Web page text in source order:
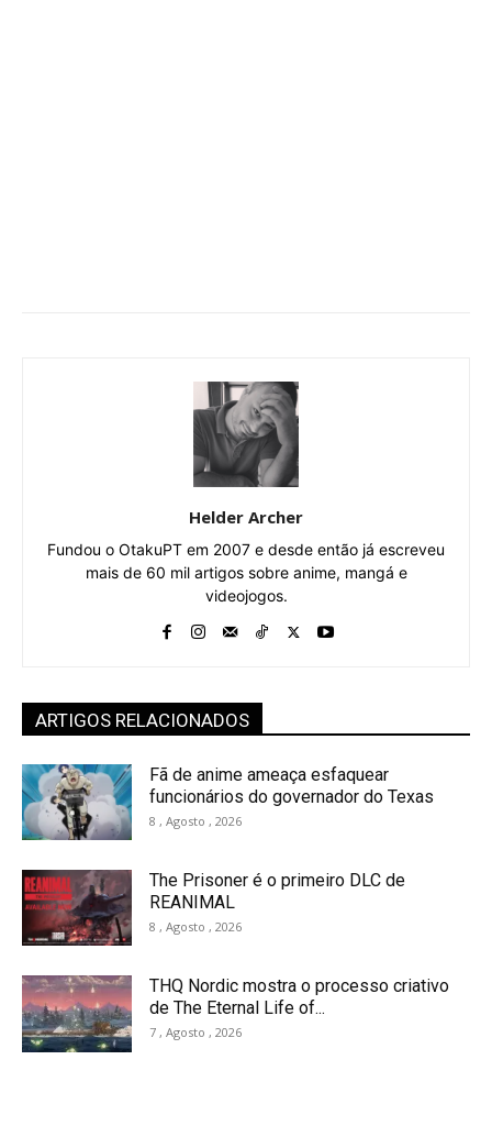
Helder Archer
Fundou o OtakuPT em 2007 e desde então já escreveu
mais de 60 mil artigos sobre anime, mangá e
videojogos.
ARTIGOS RELACIONADOS
Fã de anime ameaça esfaquear
funcionários do governador do Texas
8 , Agosto , 2026
The Prisoner é o primeiro DLC de
REANIMAL
8 , Agosto , 2026
THQ Nordic mostra o processo criativo
de The Eternal Life of...
7 , Agosto , 2026